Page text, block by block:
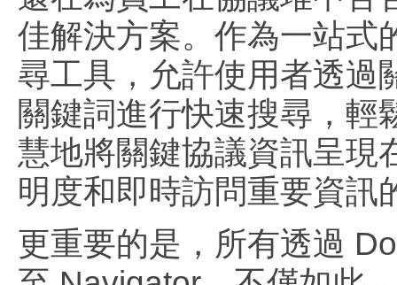
佳解決方案。作為一站式
尋工具，允許使用者透過
關鍵詞進行快速搜尋，輕
慧地將關鍵協議資訊呈現
明度和即時訪問重要資訊
更重要的是，所有透過